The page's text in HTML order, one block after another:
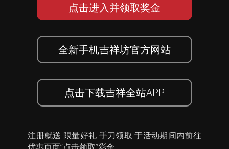
点击进入并领取奖金
全新手机吉祥坊官方网站
点击下载吉祥全站APP
注册就送 限量好礼 手刀领取 于活动期间内前往